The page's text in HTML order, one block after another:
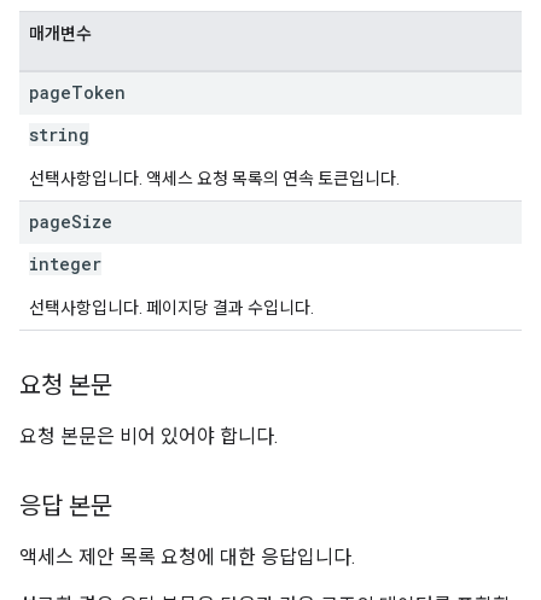
매개변수
pageToken
string
선택사항입니다. 액세스 요청 목록의 연속 토큰입니다.
pageSize
integer
선택사항입니다. 페이지당 결과 수입니다.
요청 본문
요청 본문은 비어 있어야 합니다.
응답 본문
액세스 제안 목록 요청에 대한 응답입니다.